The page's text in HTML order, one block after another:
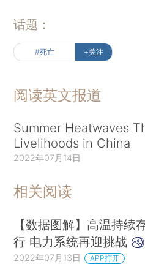
话题：
#死亡 +关注
阅读英文报道
Summer Heatwaves
Livelihoods in China
2022年07月14日
相关阅读
【数据图解】高温持续
行 电力系统再迎挑战
2022年07月13日 APP打开